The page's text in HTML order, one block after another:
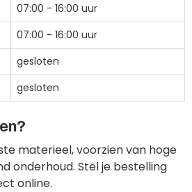
07:00 - 16:00 uur
07:00 - 16:00 uur
gesloten
gesloten
materieel, voorzien van hoge
onderhoud. Stel je bestelling
online.